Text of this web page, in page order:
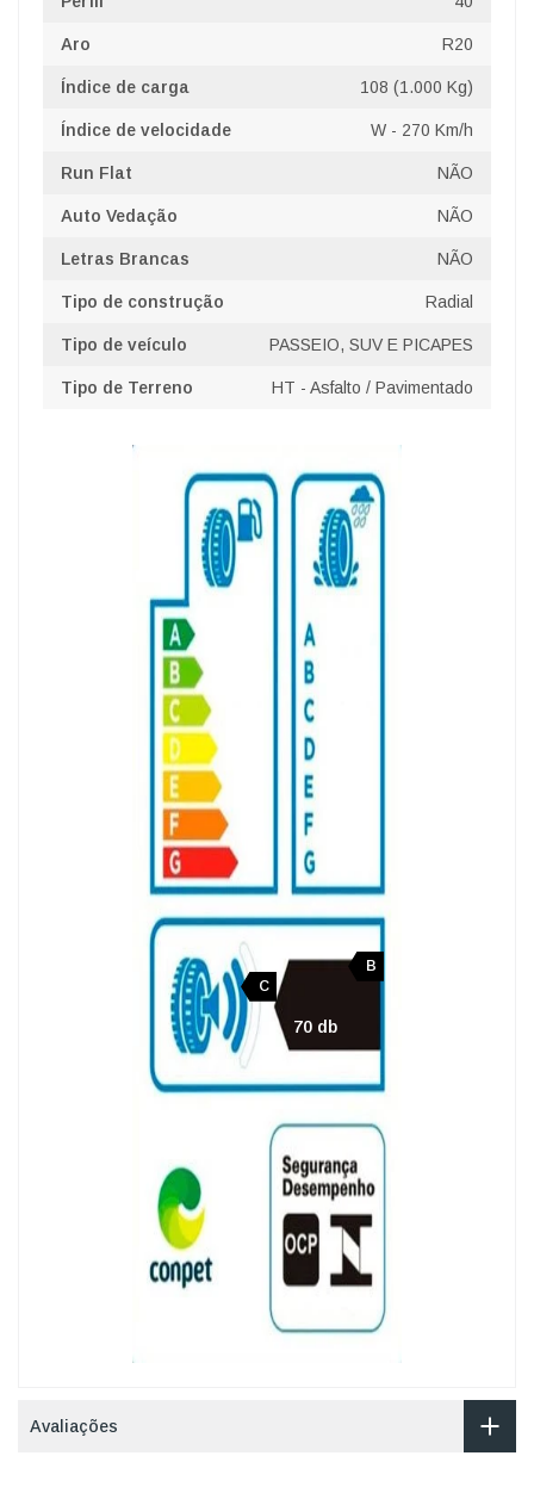
Aro R20
Índice de carga 108 (1.000 Kg)
Índice de velocidade W - 270 Km/h
Run Flat NÃO
Auto Vedação NÃO
Letras Brancas NÃO
Tipo de construção Radial
Tipo de veículo PASSEIO, SUV E PICAPES
Tipo de Terreno HT - Asfalto / Pavimentado
C
B
70 db
Avaliações